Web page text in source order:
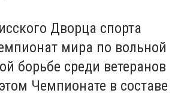
Дворца спорта
мира по вольной
борьбе среди ветеранов
Чемпионате в составе